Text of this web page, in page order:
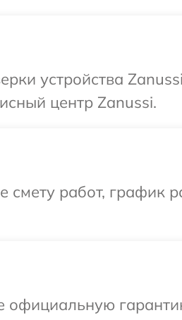
устройства
центр Zanussi.
работ, график
официальную